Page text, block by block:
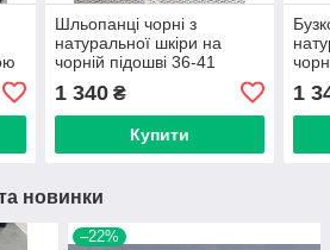
Шльопанці чорні з
натуральної шкіри на
чорній підошві 36-41
1 340₴
Купити
1
новинки
–22%